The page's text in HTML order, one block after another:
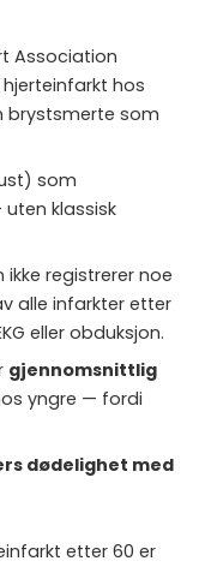
Association
hos
brystsmerte som
som
klassisk
ikke registrerer noe
alle infarkter etter
eller obduksjon.
gjennomsnittlig
yngre — fordi
dødelighet med
etter 60 er